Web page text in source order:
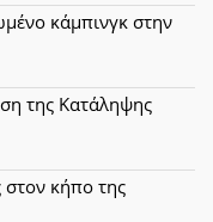
κάμπινγκ στην
της Κατάληψης
κήπο της